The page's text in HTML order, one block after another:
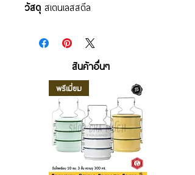
วัสดุ สเตนเลสสตีล
สินค้าอื่นๆ
พรีเมี่ยม